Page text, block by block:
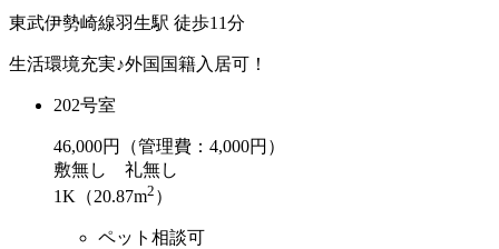
東武伊勢崎線羽生駅 徒歩11分
生活環境充実♪外国国籍入居可！
202号室
46,000円（管理費：4,000円）
敷無し 礼無し
1K（20.87m2 ）
ペット相談可